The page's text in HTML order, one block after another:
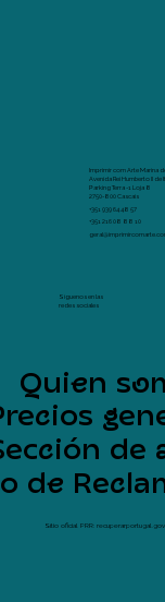
Síguenos en las
redes sociales
Imprimir com Arte Marina
Avenida Rei Humberto II de
Parking Terra -1 Loja 8
2750-800 Cascais
+351 939 64 48 57
+351 216 08 88 10
Quien
de
de
Sítio oficial PRR: